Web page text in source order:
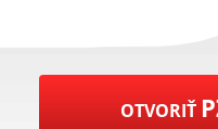
OTVORIŤ